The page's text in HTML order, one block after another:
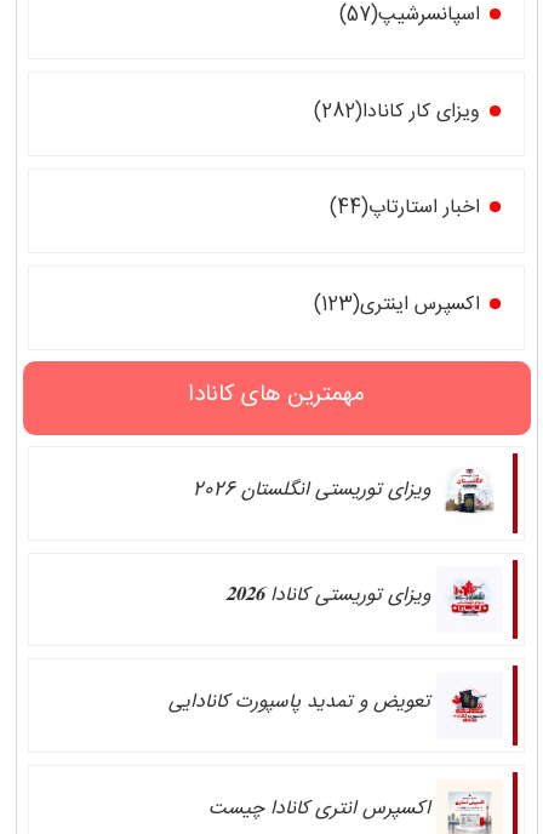
اسپانسرشیپ(57)
ویزای کار کانادا(282)
اخبار استارتاپ(44)
اکسپرس اینتری(123)
مهمترین های کانادا
ویزای توریستی انگلستان 2026
ویزای توریستی کانادا 𝟐𝟎𝟐𝟔
تعویض و تمدید پاسپورت کانادایی
اکسپرس انتری کانادا چیست